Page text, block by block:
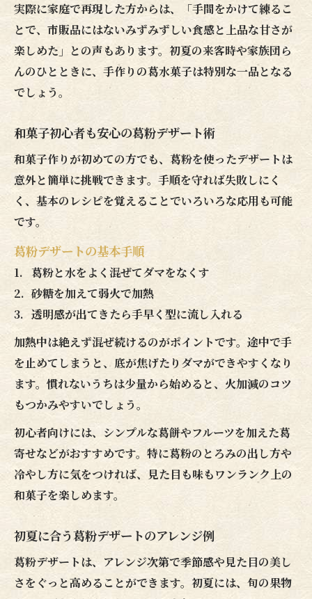
実際に家庭で再現した方からは、「手間をかけて練るこ
とで、市販品にはないみずみずしい食感と上品な甘さが
楽しめた」との声もあります。初夏の来客時や家族団ら
んのひとときに、手作りの葛水菓子は特別な一品となる
でしょう。
和菓子初心者も安心の葛粉デザート術
和菓子作りが初めての方でも、葛粉を使ったデザートは
意外と簡単に挑戦できます。手順を守れば失敗しにく
く、基本のレシピを覚えることでいろいろな応用も可能
です。
葛粉デザートの基本手順
葛粉と水をよく混ぜてダマをなくす
砂糖を加えて弱火で加熱
透明感が出てきたら手早く型に流し入れる
加熱中は絶えず混ぜ続けるのがポイントです。途中で手
を止めてしまうと、底が焦げたりダマができやすくなり
ます。慣れないうちは少量から始めると、火加減のコツ
もつかみやすいでしょう。
初心者向けには、シンプルな葛餅やフルーツを加えた葛
寄せなどがおすすめです。特に葛粉のとろみの出し方や
冷やし方に気をつければ、見た目も味もワンランク上の
和菓子を楽しめます。
初夏に合う葛粉デザートのアレンジ例
葛粉デザートは、アレンジ次第で季節感や見た目の美し
さをぐっと高めることができます。初夏には、旬の果物